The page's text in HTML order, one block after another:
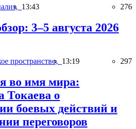
13:43 276
3–5 августа 2026
пространство, 13:19 297
во имя мира:
Токаева о
боевых действий и
переговоров